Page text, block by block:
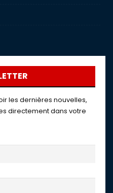
les dernières nouvelles,
directement dans votre